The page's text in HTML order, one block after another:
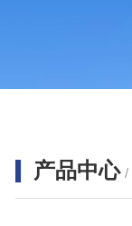
产品中心 /